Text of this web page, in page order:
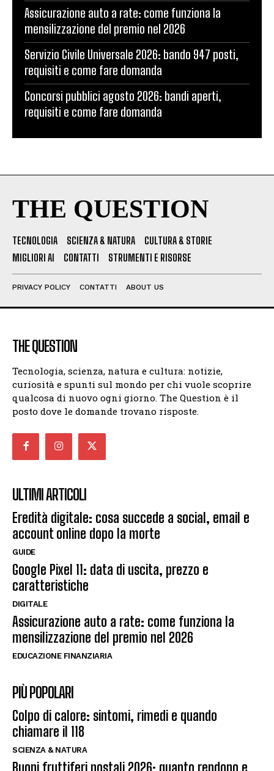
Assicurazione auto a rate: come funziona la
mensilizzazione del premio nel 2026
Servizio Civile Universale 2026: bando 947 posti,
requisiti e come fare domanda
Concorsi pubblici agosto 2026: bandi aperti,
requisiti e come fare domanda
THE QUESTION
TECNOLOGIA SCIENZA & NATURA
CULTURA & STORIE
MIGLIORI AI
CONTATTI STRUMENTI E RISORSE
PRIVACY POLICY CONTATTI ABOUT US
THE QUESTION
Tecnologia, scienza, natura e cultura: notizie,
curiosità e spunti sul mondo per chi vuole scoprire
qualcosa di nuovo ogni giorno. The Question è il
posto dove le domande trovano risposte.
ULTIMI ARTICOLI
Eredità digitale: cosa succede a social, email e
account online dopo la morte
GUIDE
Google Pixel 11: data di uscita, prezzo e
caratteristiche
DIGITALE
Assicurazione auto a rate: come funziona la
mensilizzazione del premio nel 2026
EDUCAZIONE FINANZIARIA
PIÙ POPOLARI
Colpo di calore: sintomi, rimedi e quando
chiamare il 118
SCIENZA & NATURA
Buoni fruttiferi postali 2026: quanto rendono e